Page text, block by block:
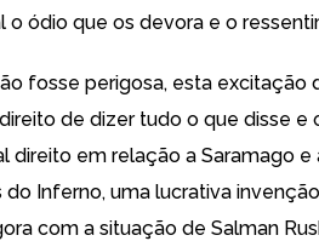
o ódio que os devora e o
fosse perigosa, esta excitação
de dizer tudo o que disse e
direito em relação a Saramago e
do Inferno, uma lucrativa
com a situação de Salman